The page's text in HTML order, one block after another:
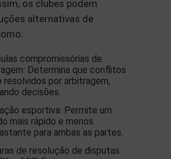
os clubes podem
alternativas de
compromissórias de
Determina que conflitos
resolvidos por arbitragem,
decisões.
esportiva: Permite um
mais rápido e menos
para ambas as partes.
de resolução de disputas